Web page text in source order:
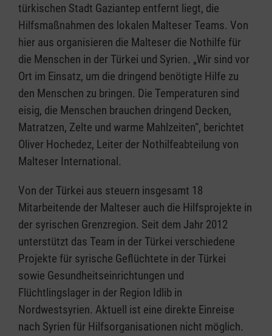
türkischen Stadt Gaziantep entfernt liegt, die
Hilfsmaßnahmen des lokalen Malteser Teams. Von
hier aus organisieren die Malteser die Nothilfe für
die Menschen in der Türkei und Syrien. „Wir sind vor
Ort im Einsatz, um die dringend benötigte Hilfe zu
den Menschen zu bringen. Die Temperaturen sind
eisig, die Menschen brauchen dringend Decken,
Matratzen, Zelte und warme Mahlzeiten“, berichtet
Oliver Hochedez, Leiter der Nothilfeabteilung von
Malteser International.
Von der Türkei aus steuern insgesamt 18
Mitarbeitende der Malteser auch die Hilfsprojekte in
der syrischen Grenzregion. Seit dem Jahr 2012
unterstützt das Team in der Türkei verschiedene
Projekte für syrische Geflüchtete in der Türkei
sowie Gesundheitseinrichtungen und
Flüchtlingslager in der Region Idlib in
Nordwestsyrien. Aktuell ist eine direkte Einreise
nach Syrien für Hilfsorganisationen nicht möglich.